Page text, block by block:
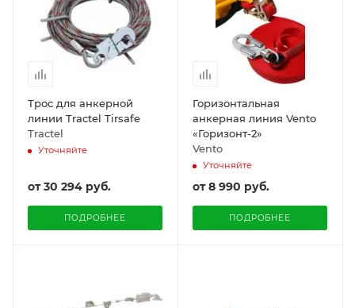
Трос для анкерной
линии Tractel Tirsafe
Tractel
Уточняйте
от30 294 руб.
ПОДРОБНЕЕ
Горизонтальная
анкерная линия Vento
«Горизонт-2»
Vento
Уточняйте
от8 990 руб.
ПОДРОБНЕЕ